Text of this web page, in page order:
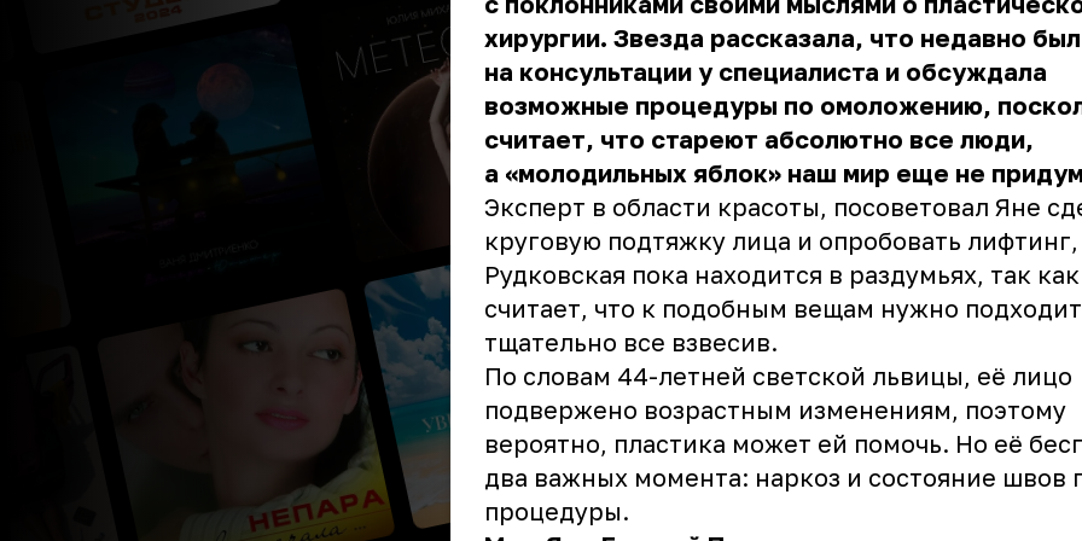
хирургии. Звезда рассказала, что недавно
на консультации у специалиста и обсуждала
возможные процедуры по омоложению,
считает, что стареют абсолютно все люди,
а «молодильных яблок» наш мир еще не
Эксперт в области красоты, посоветовал Яне
круговую подтяжку лица и опробовать
Рудковская пока находится в раздумьях, так как
считает, что к подобным вещам нужно
тщательно все взвесив.
По словам 44-летней светской львицы, её лицо
подвержено возрастным изменениям, поэтому
вероятно, пластика может ей помочь. Но её
два важных момента: наркоз и состояние швов
процедуры.